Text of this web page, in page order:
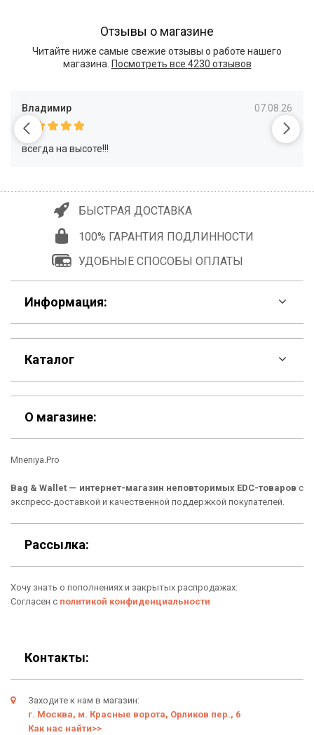
Отзывы о магазине
Читайте ниже самые свежие отзывы о работе нашего
магазина. Посмотреть все 4230 отзывов
Владимир 07.08.26
всегда на высоте!!!
БЫСТРАЯ ДОСТАВКА
100% ГАРАНТИЯ ПОДЛИННОСТИ
УДОБНЫЕ СПОСОБЫ ОПЛАТЫ
Информация:
F.A.Q
Контакты
Шоурум
Материалы
Подарочные сертификаты
О нас
Отзывы о Bag & Wallet
Гарантия
Условия возврата
Оферта
Каталог
Скидки
Кошельки
Сумки
Новинки
Подарки
О магазине:
Mneniya.Pro
Bag & Wallet — интернет-магазин неповторимых EDC-товаров с
экспресс-доставкой и качественной поддержкой покупателей.
Рассылка:
Хочу знать о пополнениях и закрытых распродажах:
Согласен с политикой конфиденциальности
Контакты:
Заходите к нам в магазин:
г. Москва, м. Красные ворота, Орликов пер., 6
Как нас найти>>